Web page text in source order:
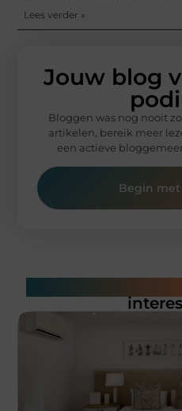
Lees verder »
Jouw blog
Bloggen was nog nooit
artikelen, bereik meer
een actieve
Begin